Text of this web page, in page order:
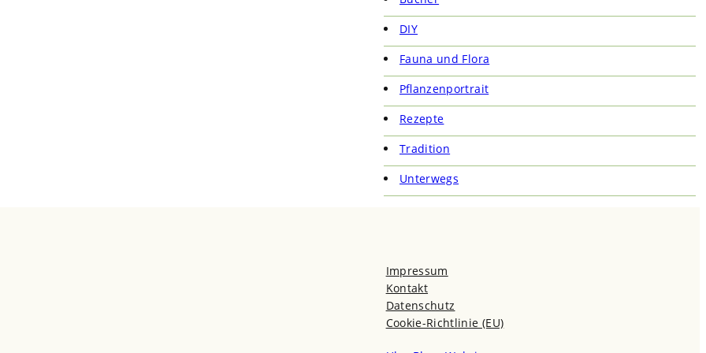
DIY
Fauna und Flora
Pflanzenportrait
Rezepte
Tradition
Unterwegs
Impressum
Kontakt
Datenschutz
Cookie-Richtlinie (EU)